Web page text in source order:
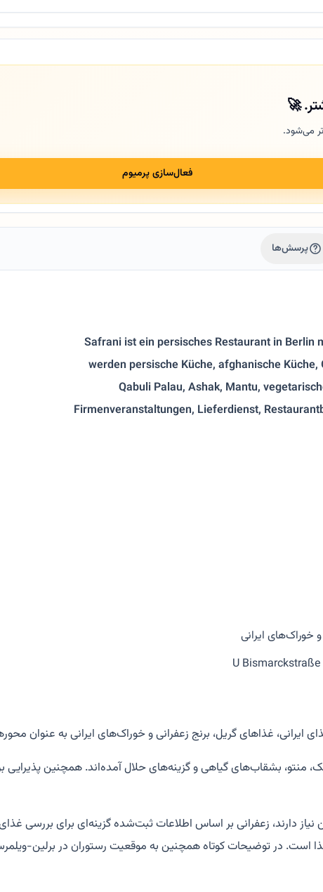
🚀
می‌شود.
فعال‌سازی پرمیوم
پرسش‌ها
Safrani ist ein persisches Restaurant in
werden persische Küche, afghanische
Qabuli Palau, Ashak, Mantu,
Firmenveranstaltungen, Lieferdienst,
خوراک‌های ایرانی
ایرانی، غذاهای گریل، برنج زعفرانی و خوراک‌های ایرانی به عنوان
آشک، منتو، بشقاب‌های گیاهی و گزینه‌های حلال آمده‌اند. همچنین
نیاز دارند، زعفرانی بر اساس اطلاعات ثبت‌شده گزینه‌ای برای بررسی
غذا است. در توضیحات کوتاه همچنین به موقعیت رستوران در برلین-